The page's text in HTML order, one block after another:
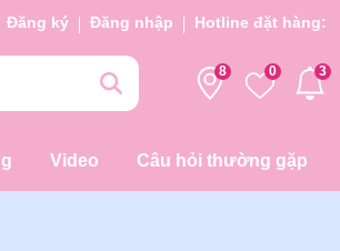
Đăng ký Đăng nhập Hotline đặt hàng:
8 0 3
Video Câu hỏi thường gặp